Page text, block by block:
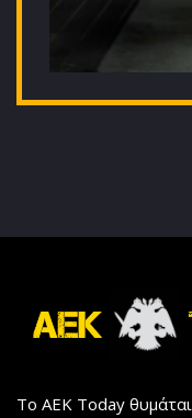
Το AEK Today